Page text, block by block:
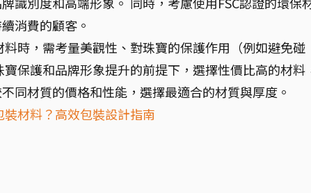
消費的顧客。
料時，需考量美觀性、對珠寶的保護作用（例如避免碰
保護和品牌形象提升的前提下，選擇性價比高的材料
同材質的價格和性能，選擇最適合的材質與厚度。
材料？高效包裝設計指南